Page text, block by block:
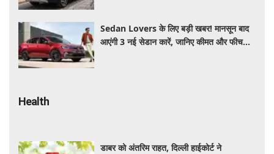
Sedan Lovers के लिए बड़ी खबर! मानसून बाद
आएंगी 3 नई सेडान कारें, जानिए कीमत और फीचर्स
Health
डाबर को अंतरिम राहत, दिल्ली हाईकोर्ट ने